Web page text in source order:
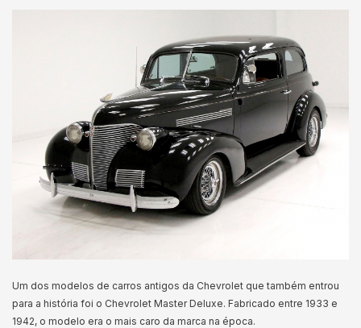
Um dos modelos de carros antigos da Chevrolet que também entrou
para a história foi o Chevrolet Master Deluxe. Fabricado entre 1933 e
1942, o modelo era o mais caro da marca na época.